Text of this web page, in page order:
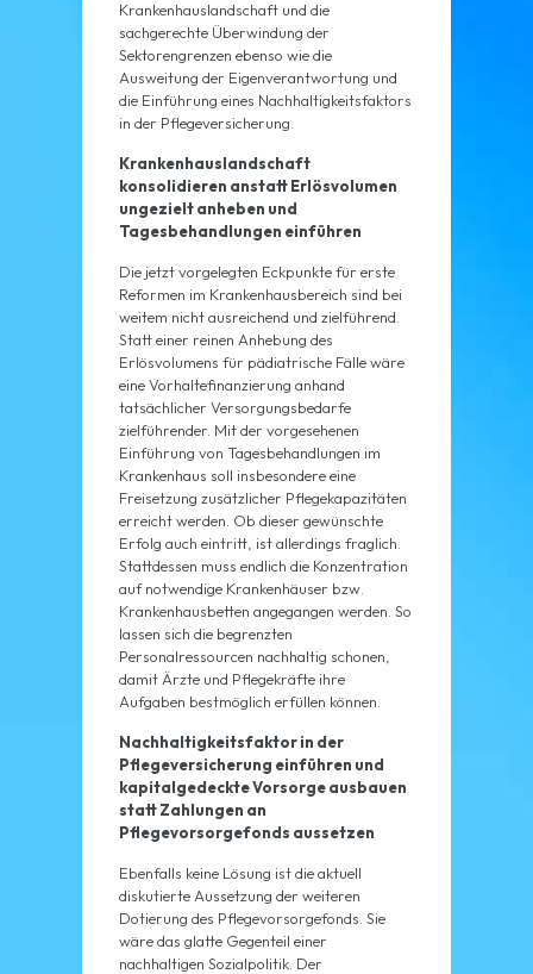
Krankenhauslandschaft und die
sachgerechte Überwindung der
Sektorengrenzen ebenso wie die
Ausweitung der Eigenverantwortung und
die Einführung eines Nachhaltigkeitsfaktors
in der Pflegeversicherung.
Krankenhauslandschaft
konsolidieren anstatt Erlösvolumen
ungezielt anheben und
Tagesbehandlungen einführen
Die jetzt vorgelegten Eckpunkte für erste
Reformen im Krankenhausbereich sind bei
weitem nicht ausreichend und zielführend.
Statt einer reinen Anhebung des
Erlösvolumens für pädiatrische Fälle wäre
eine Vorhaltefinanzierung anhand
tatsächlicher Versorgungsbedarfe
zielführender. Mit der vorgesehenen
Einführung von Tagesbehandlungen im
Krankenhaus soll insbesondere eine
Freisetzung zusätzlicher Pflegekapazitäten
erreicht werden. Ob dieser gewünschte
Erfolg auch eintritt, ist allerdings fraglich.
Stattdessen muss endlich die Konzentration
auf notwendige Krankenhäuser bzw.
Krankenhausbetten angegangen werden. So
lassen sich die begrenzten
Personalressourcen nachhaltig schonen,
damit Ärzte und Pflegekräfte ihre
Aufgaben bestmöglich erfüllen können.
Nachhaltigkeitsfaktor in der
Pflegeversicherung einführen und
kapitalgedeckte Vorsorge ausbauen
statt Zahlungen an
Pflegevorsorgefonds aussetzen
Ebenfalls keine Lösung ist die aktuell
diskutierte Aussetzung der weiteren
Dotierung des Pflegevorsorgefonds. Sie
wäre das glatte Gegenteil einer
nachhaltigen Sozialpolitik. Der